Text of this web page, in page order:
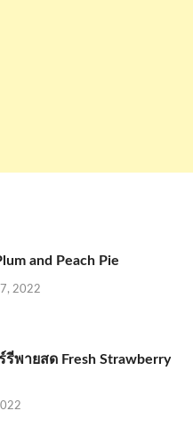
and Peach Pie
2022
รี่พายสด Fresh Strawberry